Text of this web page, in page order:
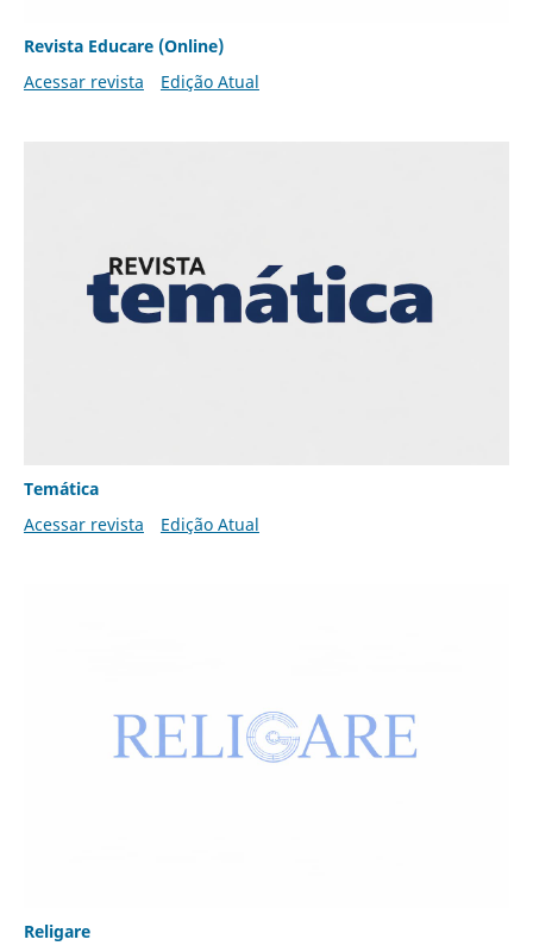
Revista Educare (Online)
Acessar revista
Edição Atual
Temática
Acessar revista
Edição Atual
Religare